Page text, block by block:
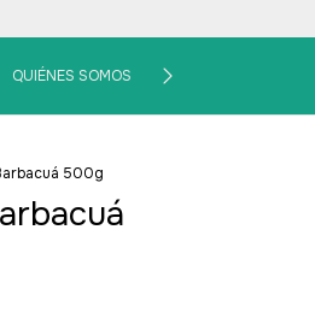
QUIÉNES SOMOS
500g